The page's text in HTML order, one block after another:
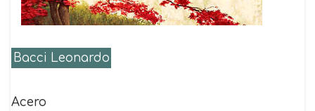
Bacci Leonardo
Acero